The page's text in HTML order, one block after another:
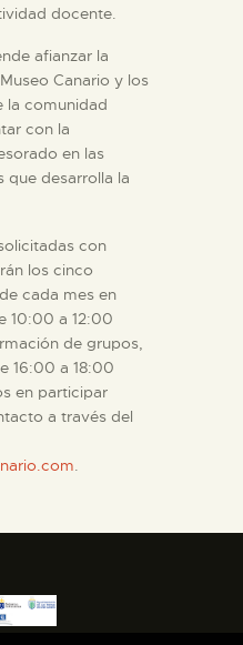
docente.
afianzar la
Canario y los
la comunidad
con la
en las
que desarrolla la
con
los cinco
cada mes en
10:00 a 12:00
de grupos,
16:00 a 18:00
en participar
a través del
.